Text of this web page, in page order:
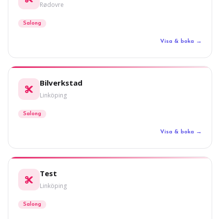
Rødovre
Salong
Visa & boka →
Bilverkstad
Linköping
Salong
Visa & boka →
Test
Linköping
Salong